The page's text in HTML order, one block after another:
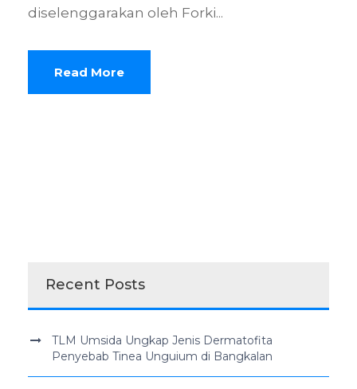
diselenggarakan oleh Forki...
Read More
Recent Posts
TLM Umsida Ungkap Jenis Dermatofita
Penyebab Tinea Unguium di Bangkalan